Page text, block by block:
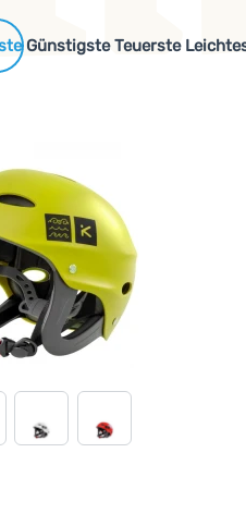
Günstigste Teuerste
Produkte